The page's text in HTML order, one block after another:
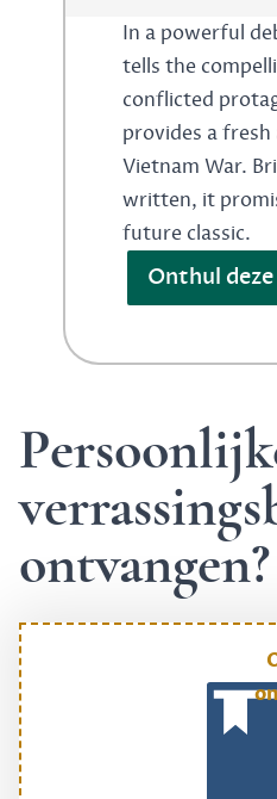
In a powerful
tells the
conflicted
provides a fresh
Vietnam War.
written, it
future classic.
Onthul
ontvangen?